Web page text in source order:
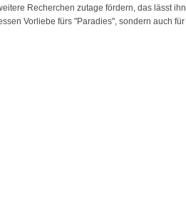
Recherchen zutage fördern, das lässt ihn
Vorliebe fürs "Paradies", sondern auch für